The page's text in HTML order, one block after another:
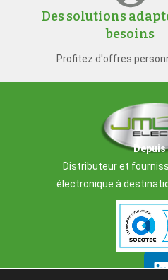
Des solutions
besoins
Profitez d'offres
Depuis
Distributeur et
électronique à